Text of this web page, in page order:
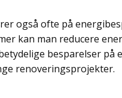
også ofte på
kan man reducere
besparelser på
renoveringsprojekter.